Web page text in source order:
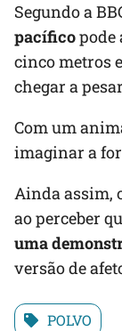
Segundo a
pacíficopode
cinco metros
chegar a pesar
Com um
imaginar a
Ainda assim,
ao perceber
uma
versão de
POLVO